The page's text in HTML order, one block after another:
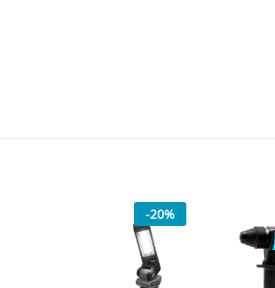
-20%